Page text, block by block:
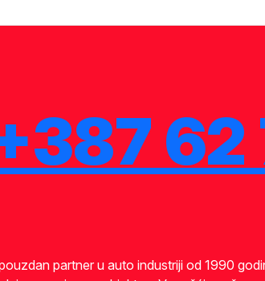
partner u auto industriji od 1990